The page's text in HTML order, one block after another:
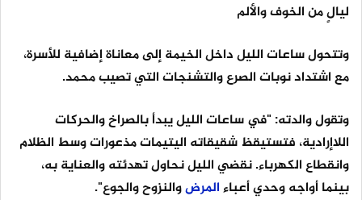
ليالٍ من الخوف والألم
وتتحول ساعات الليل داخل الخيمة إلى معاناة إضافية للأسرة،
مع اشتداد نوبات الصرع والتشنجات التي تصيب محمد.
وتقول والدته: "في ساعات الليل يبدأ بالصراخ والحركات
اللاإرادية، فتستيقظ شقيقاته اليتيمات مذعورات وسط الظلام
وانقطاع الكهرباء. نقضي الليل نحاول تهدئته والعناية به،
بينما أواجه وحدي أعباءالمرضوالنزوح والجوع".